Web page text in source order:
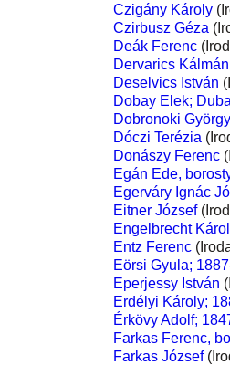
Czigány Károly
Czirbusz Géza
Deák Ferenc
Dervarics
Deselvics István
Dobay Elek;
Dobronoki György
Dóczi Terézia
Donászy Ferenc
Egán Ede,
Egerváry Ignác
Eitner József
Engelbrecht
Entz Ferenc
Eörsi Gyula;
Eperjessy István
Erdélyi Károly;
Érkövy Adolf;
Farkas Ferenc,
Farkas József